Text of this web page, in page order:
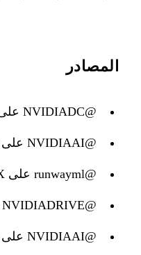
المصادر
@NVIDIADC على X - Vera CPU
@NVIDIAAI على X - Rubin
@runwayml على X - شراكة Gen-4.5
@NVIDIADRIVE على X - Mercedes CLA
@NVIDIAAI على X - Nemotron Speech